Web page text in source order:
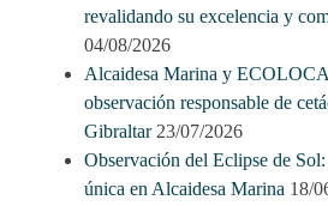
revalidando su excelencia y
04/08/2026
Alcaidesa Marina y
observación responsable de
Gibraltar 23/07/2026
Observación del Eclipse de
única en Alcaidesa Marina 18/